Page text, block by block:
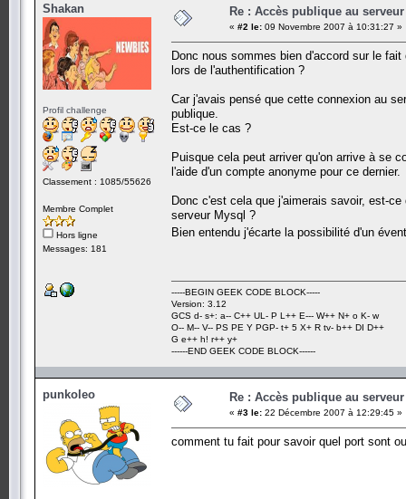
Shakan
Profil challenge
Classement : 1085/55626
Membre Complet
Hors ligne
Messages: 181
Re : Accès publique au
« #2 le: 09 Novembre 2007 à 10:31:27 »
Donc nous sommes bien d'accord sur le
lors de l'authentification ?
Car j'avais pensé que cette connexion au
publique.
Est-ce le cas ?
Puisque cela peut arriver qu'on arrive à se
l'aide d'un compte anonyme pour ce dernier.
Donc c'est cela que j'aimerais savoir, est-
serveur Mysql ?
Bien entendu j'écarte la possibilité d'un
-----BEGIN GEEK CODE BLOCK-----
Version: 3.12
GCS d- s+: a-- C++ UL- P L++ E--- W++ N+ o K- w
O-- M-- V-- PS PE Y PGP- t+ 5 X+ R tv- b++ DI D++
G e++ h! r++ y+
------END GEEK CODE BLOCK------
punkoleo Re : Accès publique au
« #3 le: 22 Décembre 2007 à 12:29:45 »
comment tu fait pour savoir quel port sont